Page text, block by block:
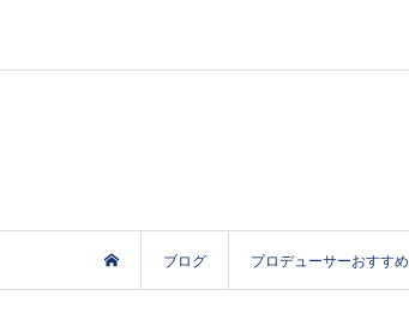
ブログ プロデューサーおすすめ